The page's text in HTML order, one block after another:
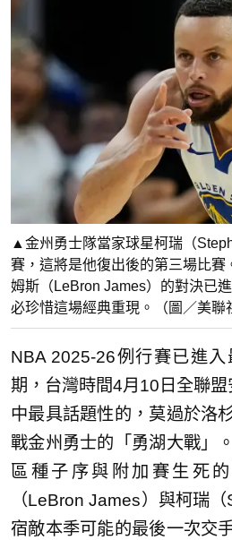
▲金州勇士隊當家球星柯瑞（
賽，這將是他復出後的第三場比賽
姆斯（LeBron James）的對決已
必珍惜這場經典重現。（圖／美聯
NBA 2025-26例行賽已進
期，台灣時間4月10日全聯
中最具話題性的，莫過於洛
戰金州勇士的「勇湖大戰」
區種子序與附加賽生死
（LeBron James）與柯瑞
宿敵本季可能的最後一次交